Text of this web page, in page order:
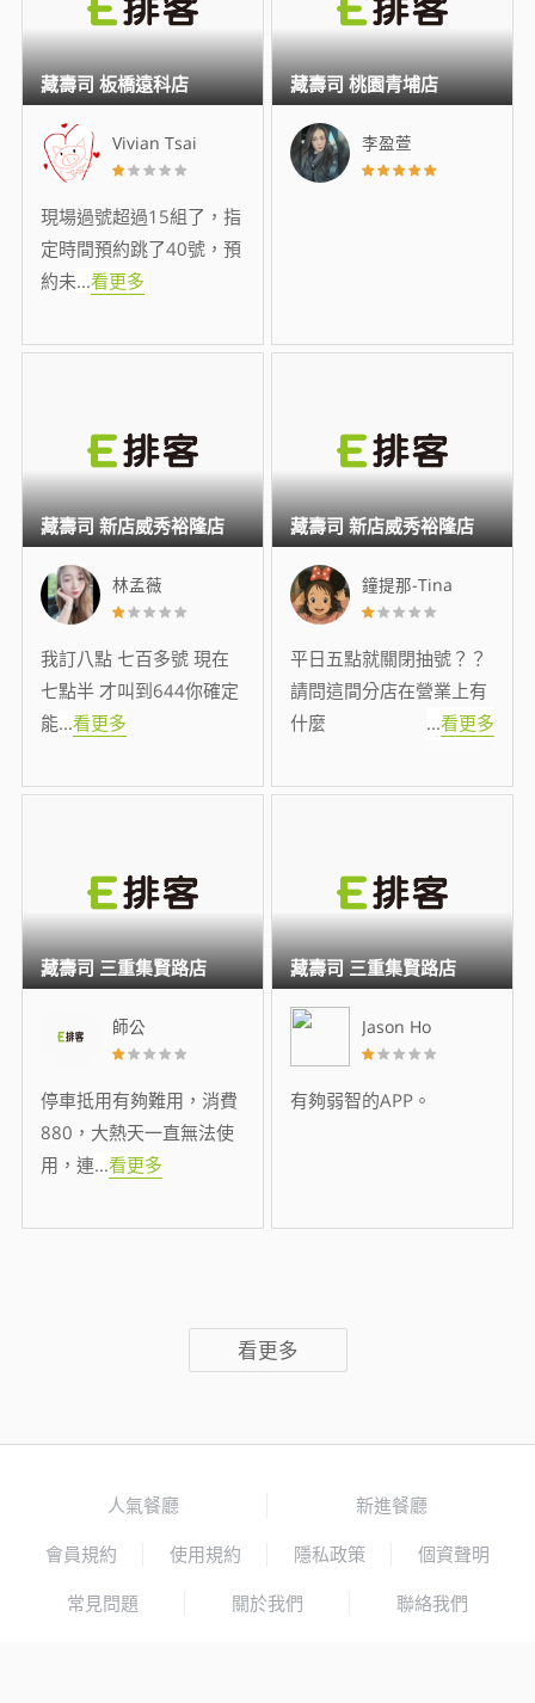
Vivian Tsai
現場過號超過15組了，指
定時間預約跳了40號，預
約未...看更多
藏壽司 板橋遠科店
李盈萱
藏壽司 桃園青埔店
林孟薇
我訂八點 七百多號 現在
七點半 才叫到644你確定
能...看更多
藏壽司 新店威秀裕隆店
鐘提那-Tina
平日五點就關閉抽號？？
請問這間分店在營業上有
什麼
...看更多
藏壽司 新店威秀裕隆店
師公
停車抵用有夠難用，消費
880，大熱天一直無法使
用，連...看更多
藏壽司 三重集賢路店
Jason Ho
有夠弱智的APP。
藏壽司 三重集賢路店
看更多
人氣餐廳 新進餐廳
會員規約 使用規約 隱私政策 個資聲明
常見問題 關於我們 聯絡我們